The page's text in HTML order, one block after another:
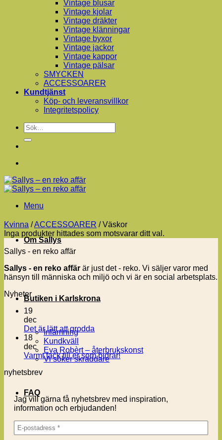
Vintage blusar
Vintage kjolar
Vintage dräkter
Vintage klänningar
Vintage byxor
Vintage jackor
Vintage kappor
Vintage pälsar
SMYCKEN
ACCESSOARER
Kundtjänst
Köp- och leveransvillkor
Integritetspolicy
Sök
efter:
Menu
Om Sallys
Butiken i Karlskrona
Inlämning
Kundkväll
Eva Robèrt – återbrukskonst
Vi söker skräddare
FAQ
Kvinna /ACCESSOARER /Väskor
Inga produkter hittades som motsvarar ditt val.
Sallys - en reko affär
Sallys - en reko affär är just det - reko. Vi säljer varor med
hänsyn till människa och miljö och vi är en social arbetsplats.
Nyheter
19
dec
Det är lätt att grodda
till
Det
är
18
dec
Varmt tack till er som bidrar!Inga
till
nyhetsbrev
Jag vill gärna få nyhetsbrev med inspiration,
information och erbjudanden!